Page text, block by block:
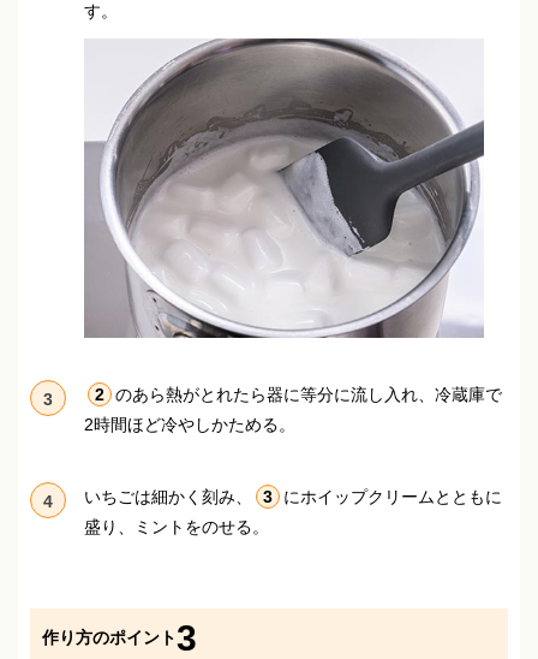
す。
3 2 のあら熱がとれたら器に等分に流し入れ、冷蔵庫で
2時間ほど冷やしかためる。
4 いちごは細かく刻み、 3
にホイップクリームとともに
盛り、ミントをのせる。
作り方のポイント3